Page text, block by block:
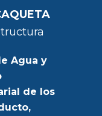
Agua y
de los